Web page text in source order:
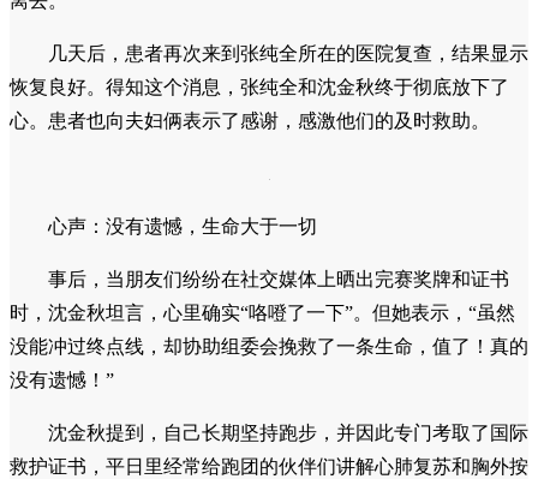
守护：从赛道到医院的一路陪伴
问题是患者是否存在心脏方面的急症。他协助急救人员为患者